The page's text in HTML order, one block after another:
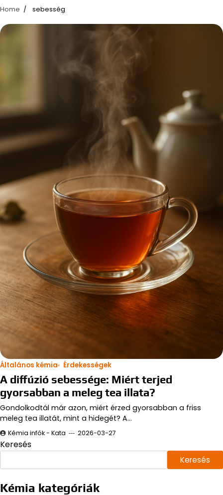
Home sebesség
Általános kémia Érdekességek
A diffúzió sebessége: Miért terjed
gyorsabban a meleg tea illata?
Gondolkodtál már azon, miért érzed gyorsabban a friss
meleg tea illatát, mint a hidegét? A…
Kémia infók - Kata 2026-03-27
Keresés
Keresés
Kémia kategóriák